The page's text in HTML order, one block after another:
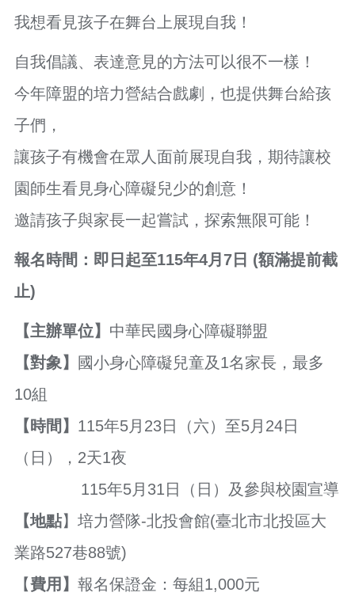
資
活
動
報
名
專
區
回
頁
網
站
導
覽
題
府
隱
我想看見孩子在舞台上展現自我！
自我倡議、表達意見的方法可以很不一樣！
今年障盟的培力營結合戲劇，也提供舞台給孩
子們，
讓孩子有機會在眾人面前展現自我，期待讓校
園師生看見身心障礙兒少的創意！
邀請孩子與家長一起嘗試，探索無限可能！
報名時間：即日起至115年4月7日 (額滿提前截
止)
【主辦單位】 中華民國身心障礙聯盟
【對象】 國小身心障礙兒童及1名家長，最多
10組
【時間】 115年5月23日（六）至5月24日
（日），2天1夜
115年5月31日（日）及參與校園宣導
【地點】培力營隊-北投會館(臺北市北投區大
業路527巷88號)
【費用】 報名保證金：每組1,000元